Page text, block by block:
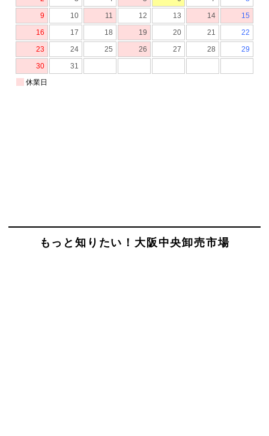
もっと知りたい！大阪中央卸売市場